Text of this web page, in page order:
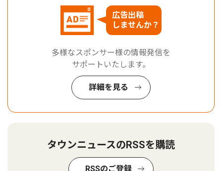
広告出稿
しませんか？
多様なスポンサー様の情報発信を
サポートいたします。
詳細を見る
タウンニュースのRSSを購読
RSSのご登録